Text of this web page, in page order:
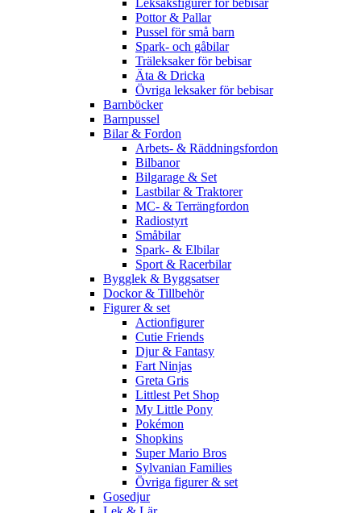
Leksaksfigurer för bebisar
Pottor & Pallar
Pussel för små barn
Spark- och gåbilar
Träleksaker för bebisar
Äta & Dricka
Övriga leksaker för bebisar
Barnböcker
Barnpussel
Bilar & Fordon
Arbets- & Räddningsfordon
Bilbanor
Bilgarage & Set
Lastbilar & Traktorer
MC- & Terrängfordon
Radiostyrt
Småbilar
Spark- & Elbilar
Sport & Racerbilar
Bygglek & Byggsatser
Dockor & Tillbehör
Figurer & set
Actionfigurer
Cutie Friends
Djur & Fantasy
Fart Ninjas
Greta Gris
Littlest Pet Shop
My Little Pony
Pokémon
Shopkins
Super Mario Bros
Sylvanian Families
Övriga figurer & set
Gosedjur